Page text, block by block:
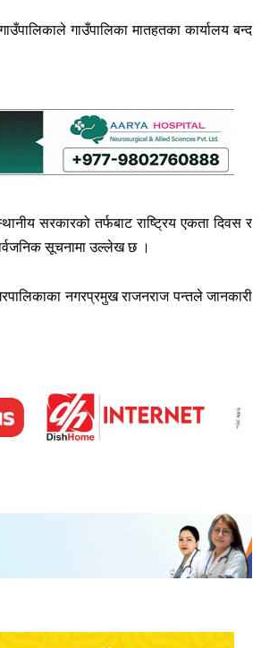
गाउँपालिका मातहतका कार्यालय बन्द
सरकारको तर्फबाट राष्ट्रिय एकता दिवस र
सूचनामा उल्लेख छ ।
नगरप्रमुख राजनराज पन्तले जानकारी